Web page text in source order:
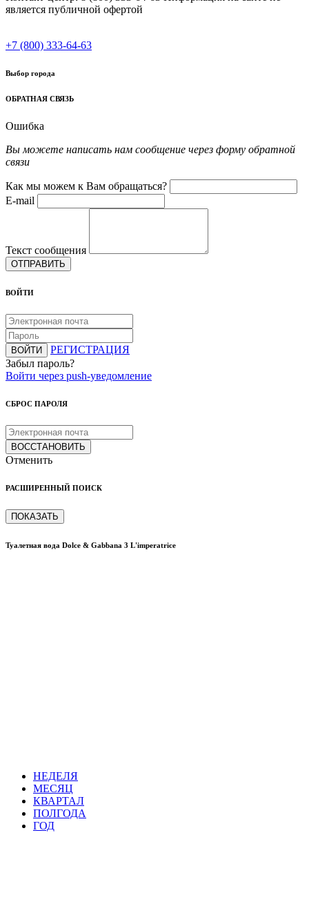
является публичной офертой
+7 (800) 333-64-63
Выбор города
ОБРАТНАЯ СВЯЗЬ
Ошибка
Вы можете написать нам сообщение через форму обратной
связи
Как мы можем к Вам обращаться?
E-mail
Текст сообщения
ОТПРАВИТЬ
ВОЙТИ
ВОЙТИ
РЕГИСТРАЦИЯ
Забыл пароль?
Войти через push-уведомление
СБРОС ПАРОЛЯ
ВОССТАНОВИТЬ
Отменить
РАСШИРЕННЫЙ ПОИСК
ПОКАЗАТЬ
Туалетная вода Dolce & Gabbana 3 L'imperatrice
НЕДЕЛЯ
МЕСЯЦ
КВАРТАЛ
ПОЛГОДА
ГОД